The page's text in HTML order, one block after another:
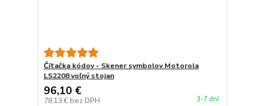
Čítačka kódov - Skener symbolov Motorola
LS2208 voľný stojan
96,10 €
78,13 € bez DPH 3-7 dní